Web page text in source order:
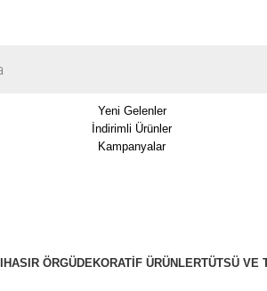
Yeni Gelenler
İndirimli Ürünler
Kampanyalar
HASIR ÖRGÜDEKORATIF ÜRÜNLERTÜTSÜ VE